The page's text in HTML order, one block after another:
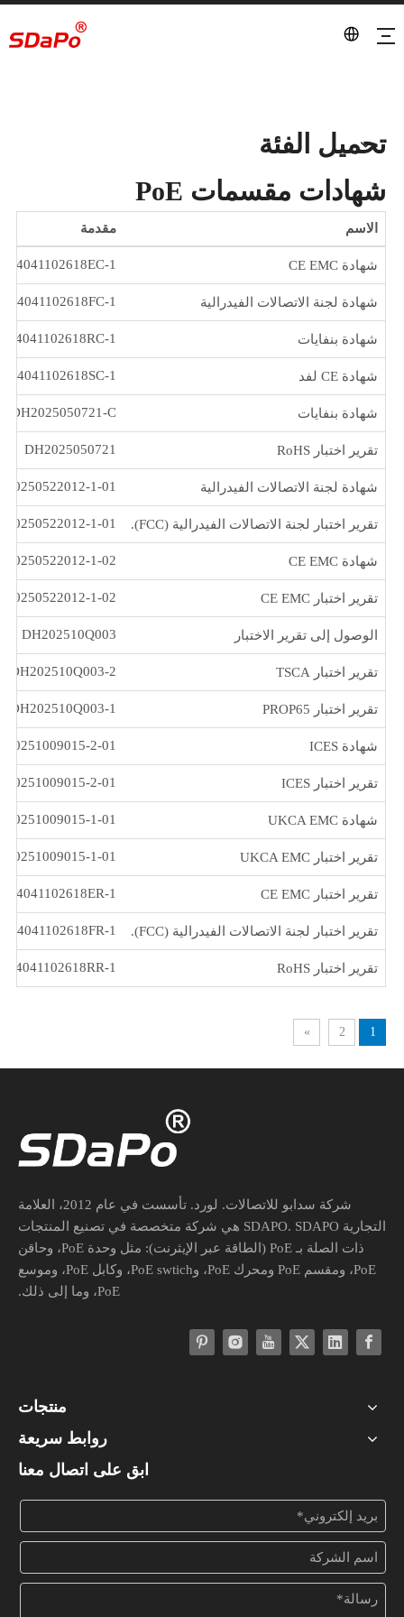
تحميل الفئة
شهادات مقسمات PoE
الاسم مقدمة
شهادة CE EMC 1
شهادة لجنة الاتصالات الفيدرالية 1
شهادة بنفايات 1
شهادة CE لفد 1
شهادة بنفايات DH2025050721-C
تقرير اختبار RoHS DH2025050721
شهادة لجنة الاتصالات الفيدرالية 1-01
تقرير اختبار لجنة الاتصالات الفيدرالية (FCC). 1-01
شهادة CE EMC 1-02
تقرير اختبار CE EMC 1-02
الوصول إلى تقرير الاختبار DH202510Q003
تقرير اختبار TSCA DH202510Q003-2
تقرير اختبار PROP65 DH202510Q003-1
شهادة ICES 2-01
تقرير اختبار ICES 2-01
شهادة UKCA EMC 1-01
تقرير اختبار UKCA EMC 1-01
تقرير اختبار CE EMC 1
تقرير اختبار لجنة الاتصالات الفيدرالية (FCC). 1
تقرير اختبار RoHS 1
1
2
»
شركة سدابو للاتصالات. لورد. تأسست في عام 2012، العلامة
التجارية SDAPO. SDAPO هي شركة متخصصة في تصنيع المنتجات
ذات الصلة بـ PoE (الطاقة عبر الإيثرنت): مثل وحدة PoE، وحاقن
PoE، ومقسم PoE ومحرك PoE، وPoE swtich، وكابل PoE، وموسع
PoE، وما إلى ذلك.
منتجات
روابط سريعة
ابق على اتصال معنا